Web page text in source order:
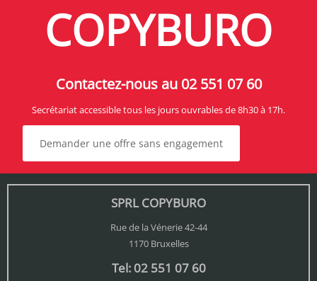
COPYBURO
Contactez-nous au 02 551 07 60
Secrétariat accessible tous les jours ouvrables de 8h30 à 17h.
Demander une offre sans engagement
SPRL COPYBURO
Rue de la Vénerie 42-44
1170 Bruxelles
Tel: 02 551 07 60